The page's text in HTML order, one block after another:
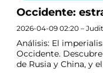
Occidente:
2026-04-09 02:20 –
Análisis: El
Occidente.
de Rusia y China, y